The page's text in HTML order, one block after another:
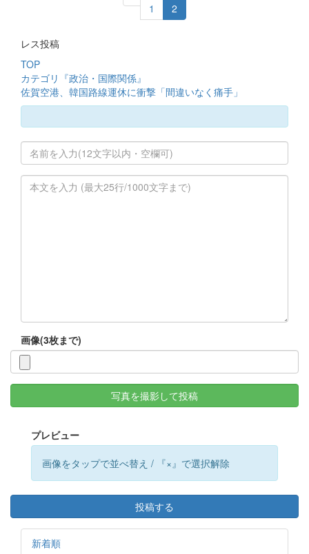
1 2
レス投稿
TOP
カテゴリ『政治・国際関係』
佐賀空港、韓国路線運休に衝撃「間違いなく痛手」
画像(3枚まで)
写真を撮影して投稿
プレビュー
画像をタップで並べ替え / 『×』で選択解除
投稿する
新着順